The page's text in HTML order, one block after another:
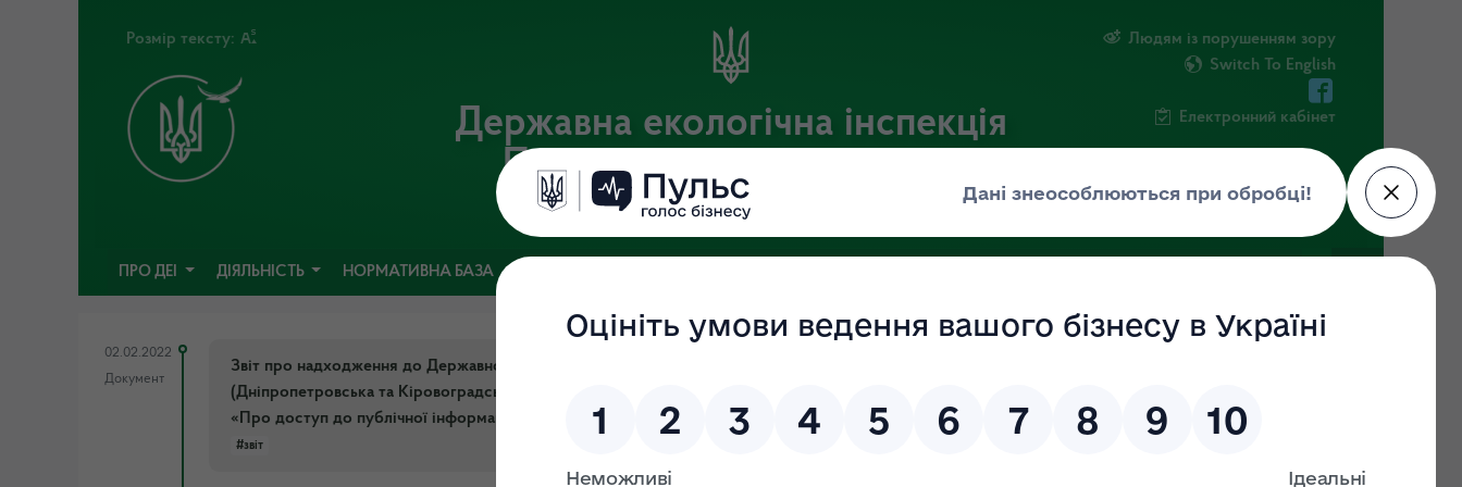
Розмір тексту:
Державна екологічна інспекція
Придніпровського округу
Офіційний веб-портал Державної екологічної інспекції України
Людям із порушенням зору
Switch To English
Електронний кабінет
ПРО ДЕІ ДІЯЛЬНІСТЬ НОРМАТИВНА БАЗА
02.02.2022
Документ
Звіт про надходження до Державної екологічної інспекції Придніпровського округу
(Дніпропетровська та Кіровоградська області) запитів на інформацію, відповідно до Закону України
«Про доступ до публічної інформації» за 2021 рік.
#звіт